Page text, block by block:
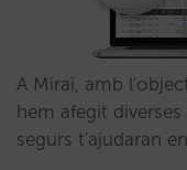
A Mirai, amb
hem afegit
segurs t'ajudaran